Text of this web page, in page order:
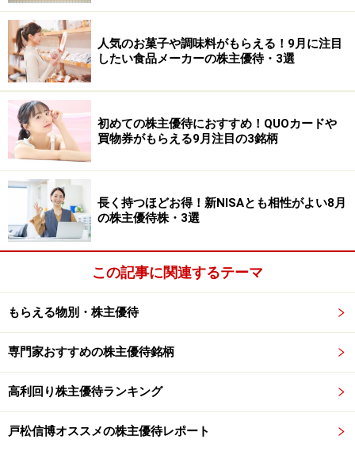
一人暮らしの高齢の母親(80歳代後半)を引き取ることを
視野に自宅マンション周辺で物件を探索中です。
少子高齢化が急ピッチで進行していく今の日本では、親
の高齢化に伴って生活サポートのニーズが高まっていま
す。息子、娘が親の暮らしを見守れば孤独死や火災等の
不慮の事故を防ぐ効果が期待できますね。
このように一人一人が、これまでの暮らしかたから、家
族問題を解決するためのより良い生活を求めて動き出す
のが卒業や新年度の区切りが重なる春といえるでしょ
う。
ちなみに政府もこうした動きを支援すべく、2016年１月
20日に成立した平成27年度補正予算で「三世代同居を推
進するための良質な木造住宅の整備促進事業」に１６１
または玄関のうち、いずれか２つ以上を住宅内に複数箇
所設置する場合の割り増し工事費を補助します。有効に
活用したいですね。
人気のお菓子や調味料がもらえる！9月に注目
したい食品メーカーの株主優待・3選
初めての株主優待におすすめ！QUOカードや
買物券がもらえる9月注目の3銘柄
長く持つほどお得！新NISAとも相性がよい8月
の株主優待株・3選
この記事に関連するテーマ
もらえる物別・株主優待
専門家おすすめの株主優待銘柄
高利回り株主優待ランキング
戸松信博オススメの株主優待レポート